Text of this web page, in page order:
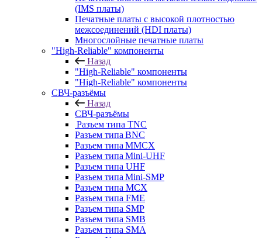
(IMS платы)
Печатные платы с высокой плотностью
межсоединений (HDI платы)
Многослойные печатные платы
"High-Reliable" компоненты
Назад
"High-Reliable" компоненты
"High-Reliable" компоненты
СВЧ-разъёмы
Назад
СВЧ-разъёмы
Разъем типа TNC
Разъем типа BNC
Разъем типа MMCX
Разъем типа Mini-UHF
Разъем типа UHF
Разъем типа Mini-SMP
Разъем типа MCX
Разъем типа FME
Разъем типа SMP
Разъем типа SMB
Разъем типа SMA